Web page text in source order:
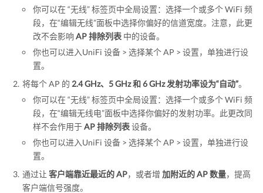
你可以在 “无线” 标签页中全局设置：选择一个或多个 WiFi 频
段，在“编辑无线”面板中选择你偏好的信道宽度。注意，此更
改不会影响 AP 排除列表 中的设备。
你也可以进入UniFi 设备 > 选择某个 AP > 设置，单独进行设
置。
将每个 AP 的 2.4 GHz、5 GHz 和 6 GHz 发射功率设为“自动”。
你可以在 “无线” 标签页中全局设置：选择一个或多个 WiFi 频
段，在“编辑无线电”面板中选择你偏好的发射功率。此更改同
样不会作用于AP 排除列表设备。
你也可以进入UniFi 设备 > 选择某个 AP > 设置，单独进行设
置。
通过让 客户端靠近最近的 AP，或者增 加附近的 AP 数量，提高
客户端信号强度。